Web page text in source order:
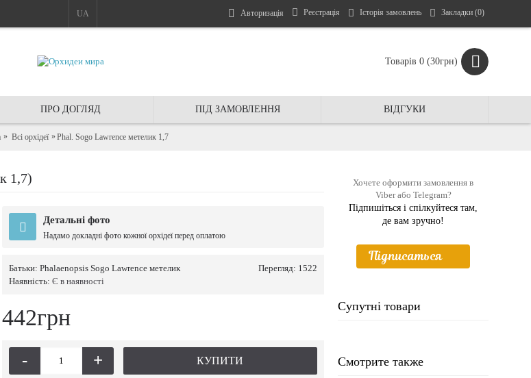
UA Авторизація Реєстрація Історія замовлень Закладки (0)
Товарів 0 (30грн)
ПРО ДОГЛЯД ПІД ЗАМОВЛЕННЯ ВIДГУКИ
Всі орхідеї Phal. Sogo Lawrence метелик 1,7
Хочете оформити замовлення в
Viber або Telegram?
Підпишіться і спiлкуйтеся там,
де вам зручно!
Пiдписаться
Супутні товари
Смотрите также
1,7)
Детальні фото
Надамо докладні фото кожної орхідеї перед оплатою
Перегляд: 1522
Батьки: Phalaenopsis Sogo Lawrence метелик
Наявність: Є в наявності
442грн
- + КУПИТИ